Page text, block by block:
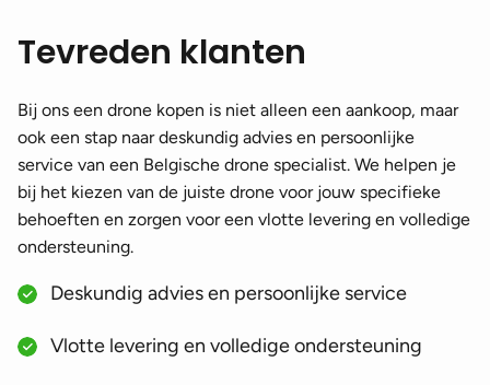
Tevreden klanten
Bij ons een drone kopen is niet alleen een aankoop, maar
ook een stap naar deskundig advies en persoonlijke
service van een Belgische drone specialist. We helpen je
bij het kiezen van de juiste drone voor jouw specifieke
behoeften en zorgen voor een vlotte levering en volledige
ondersteuning.
Deskundig advies en persoonlijke service
Vlotte levering en volledige ondersteuning